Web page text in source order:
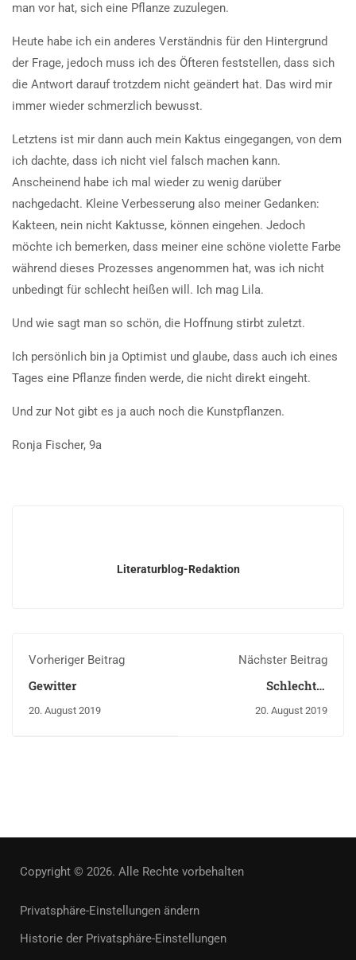
man vor hat, sich eine Pflanze zuzulegen.
Heute habe ich ein anderes Verständnis für den Hintergrund
der Frage, jedoch muss ich des Öfteren feststellen, dass sich
die Antwort darauf trotzdem nicht geändert hat. Das wird mir
immer wieder schmerzlich bewusst.
Letztens ist mir dann auch mein Kaktus eingegangen, von dem
ich dachte, dass ich nicht viel falsch machen kann.
Anscheinend habe ich mal wieder zu wenig darüber
nachgedacht. Kleine Verbesserung also meiner Gedanken:
Kakteen, nein nicht Kaktusse, können eingehen. Jedoch
möchte ich bemerken, dass meiner eine schöne violette Farbe
während dieses Prozesses angenommen hat, was ich nicht
unbedingt für schlecht heißen will. Ich mag Lila.
Und wie sagt man so schön, die Hoffnung stirbt zuletzt.
Ich persönlich bin ja Optimist und glaube, dass auch ich eines
Tages eine Pflanze finden werde, die nicht direkt eingeht.
Und zur Not gibt es ja auch noch die Kunstpflanzen.
Ronja Fischer, 9a
Literaturblog-Redaktion
Vorheriger Beitrag
Gewitter
20. August 2019
Nächster Beitrag
Schlechter
alle – Voll die Vielfalt
20. August 2019
Copyright © 2026. Alle Rechte vorbehalten
Privatsphäre-Einstellungen ändern
Historie der Privatsphäre-Einstellungen